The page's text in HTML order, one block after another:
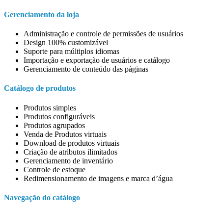
Gerenciamento da loja
Administração e controle de permissões de usuários
Design 100% customizável
Suporte para múltiplos idiomas
Importação e exportação de usuários e catálogo
Gerenciamento de conteúdo das páginas
Catálogo de produtos
Produtos simples
Produtos configuráveis
Produtos agrupados
Venda de Produtos virtuais
Download de produtos virtuais
Criação de atributos ilimitados
Gerenciamento de inventário
Controle de estoque
Redimensionamento de imagens e marca d’água
Navegação do catálogo